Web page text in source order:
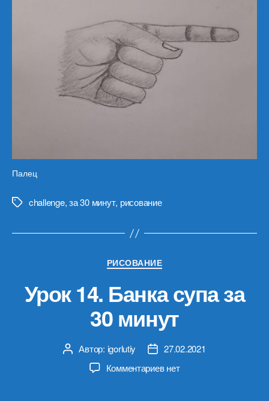
Палец
Меткиchallenge,за 30 минут, рисование
Рубрики
РИСОВАНИЕ
Урок 14. Банка супа за
30 минут
Автор
записи
Автор: igorlutiy
Дата27.02.2021
Комментариевк
нет